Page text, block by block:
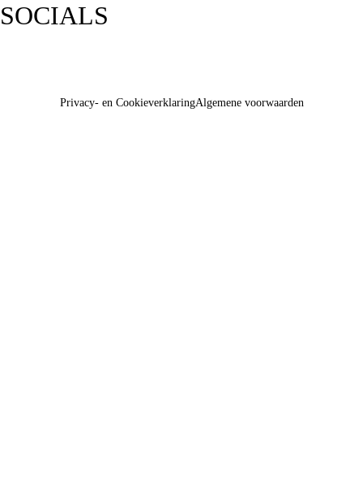
SOCIALS
Privacy- en CookieverklaringAlgemene voorwaarden